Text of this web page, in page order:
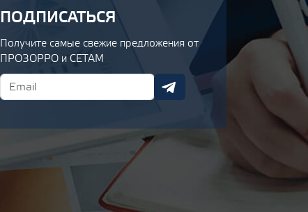
ПОДПИСАТЬСЯ
Получите самые свежие предложения от
ПРОЗОРРО и СЕТАМ